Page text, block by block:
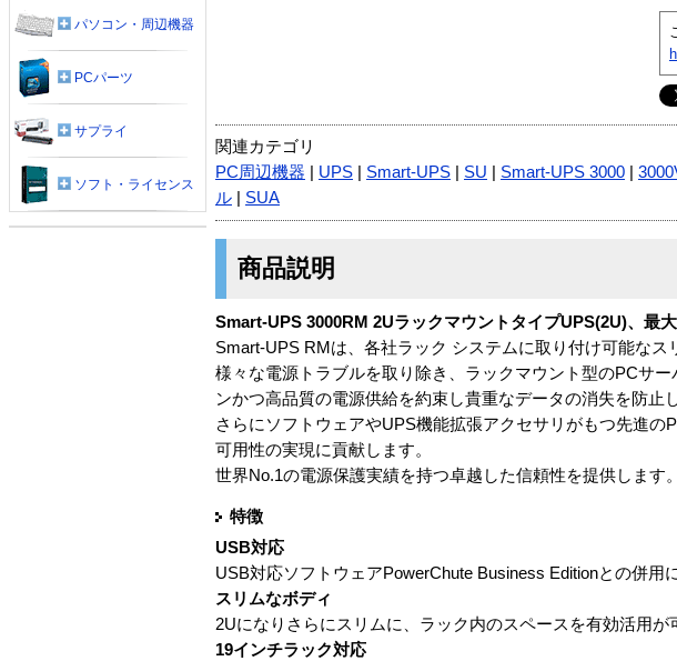
関連カテゴリ
PC周辺機器
UPS Smart-UPS SU Smart-UPS 3000
ル
SUA
商品説明
Smart-UPS 3000RM 2UラックマウントタイプUPS(2U)、最
Smart-UPS RMは、各社ラック システムに取り付け可能な
様々な電源トラブルを取り除き、ラックマウント型のPCサ
ンかつ高品質の電源供給を約束し貴重なデータの消失を防止
さらにソフトウェアやUPS機能拡張アクセサリがもつ先進
可用性の実現に貢献します。
世界No.1の電源保護実績を持つ卓越した信頼性を提供します。
特徴
USB対応
USB対応ソフトウェアPowerChute Business Editionとの併
スリムなボディ
2Uになりさらにスリムに、ラック内のスペースを有効活用が
19インチラック対応
パソコン・周辺機器
PCパーツ
サプライ
ソフト・ライセンス